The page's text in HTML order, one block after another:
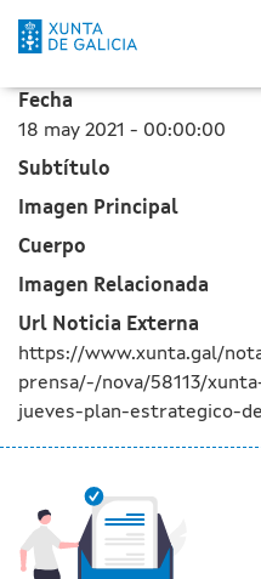
La Xunta
Saltar al contenido principal
Fecha
18 may 2021 - 00:00:00
Subtítulo
Imagen Principal
Cuerpo
Imagen Relacionada
Url Noticia Externa
https://www.xunta.gal/
prensa/-/nova/58113/
jueves-plan-estrategico-